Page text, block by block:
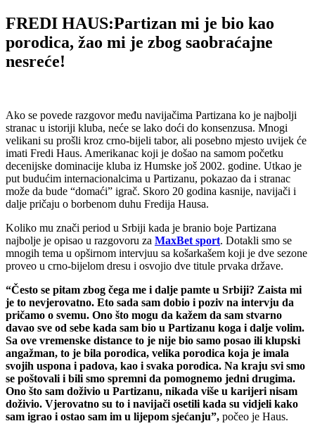
FREDI HAUS:Partizan mi je bio kao
porodica, žao mi je zbog saobraćajne
nesreće!
Ako se povede razgovor među navijačima Partizana ko je najbolji
stranac u istoriji kluba, neće se lako doći do konsenzusa. Mnogi
velikani su prošli kroz crno-bijeli tabor, ali posebno mjesto uvijek će
imati Fredi Haus. Amerikanac koji je došao na samom početku
decenijske dominacije kluba iz Humske još 2002. godine. Utkao je
put budućim internacionalcima u Partizanu, pokazao da i stranac
može da bude “domaći” igrač. Skoro 20 godina kasnije, navijači i
dalje pričaju o borbenom duhu Fredija Hausa.
Koliko mu znači period u Srbiji kada je branio boje Partizana
najbolje je opisao u razgovoru za MaxBet sport. Dotakli smo se
mnogih tema u opširnom intervjuu sa košarkašem koji je dve sezone
proveo u crno-bijelom dresu i osvojio dve titule prvaka države.
“Često se pitam zbog čega me i dalje pamte u Srbiji? Zaista mi
je to nevjerovatno. Eto sada sam dobio i poziv na intervju da
pričamo o svemu. Ono što mogu da kažem da sam stvarno
davao sve od sebe kada sam bio u Partizanu koga i dalje volim.
Sa ove vremenske distance to je nije bio samo posao ili klupski
angažman, to je bila porodica, velika porodica koja je imala
svojih uspona i padova, kao i svaka porodica. Na kraju svi smo
se poštovali i bili smo spremni da pomognemo jedni drugima.
Ono što sam doživio u Partizanu, nikada više u karijeri nisam
doživio. Vjerovatno su to i navijači osetili kada su vidjeli kako
sam igrao i ostao sam im u lijepom sjećanju”, počeo je Haus.